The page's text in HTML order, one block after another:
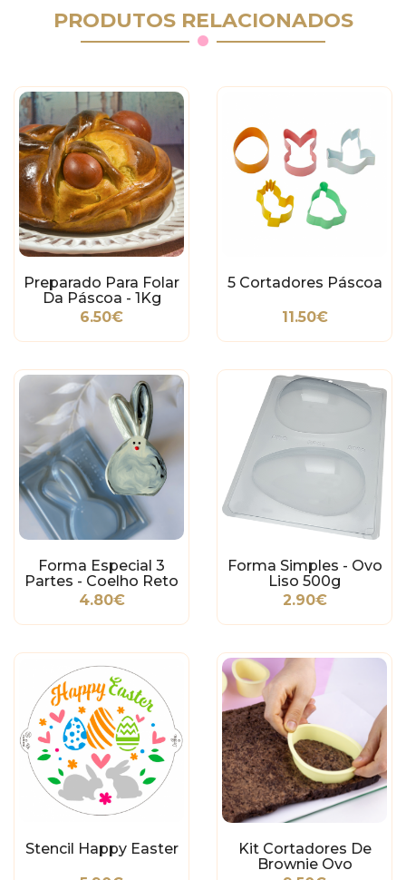
PRODUTOS RELACIONADOS
Preparado Para Folar
Da Páscoa - 1Kg
6.50€
5 Cortadores Páscoa
11.50€
Forma Especial 3
Partes - Coelho Reto
2
4.80€
Forma Simples - Ovo
Liso 500g
2.90€
Stencil Happy Easter
Kit Cortadores De
Brownie Ovo